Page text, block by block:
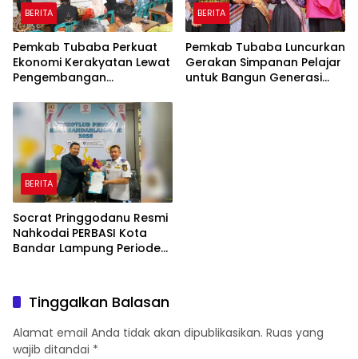
BERITA
Pemkab Tubaba Perkuat
Ekonomi Kerakyatan Lewat
Pengembangan
Penyaluran KUR
BERITA
Pemkab Tubaba Luncurkan
Gerakan Simpanan Pelajar
untuk Bangun Generasi
BERITA
Socrat Pringgodanu Resmi
Nahkodai PERBASI Kota
Bandar Lampung Periode
Tinggalkan Balasan
Alamat email Anda tidak akan dipublikasikan. Ruas yang
wajib ditandai *